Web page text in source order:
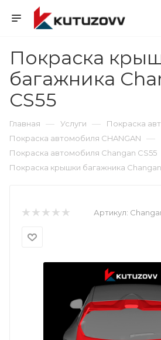
Покраска
багажника
CS55
Главная — Услуги — Покраска
Покраска автомобиля CHANGAN —
Покраска автомобиля Changan CS55
Покраска крышки багажника
Артикул: